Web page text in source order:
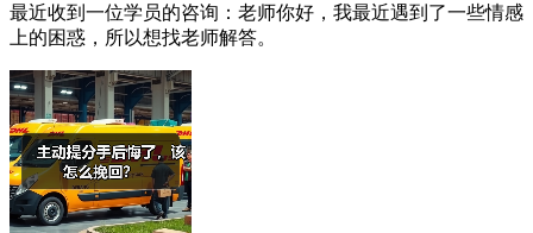
最近收到一位学员的咨询：老师你好，我最近遇到了一些情感
上的困惑，所以想找老师解答。